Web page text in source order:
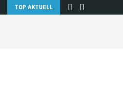
TOP AKTUELL